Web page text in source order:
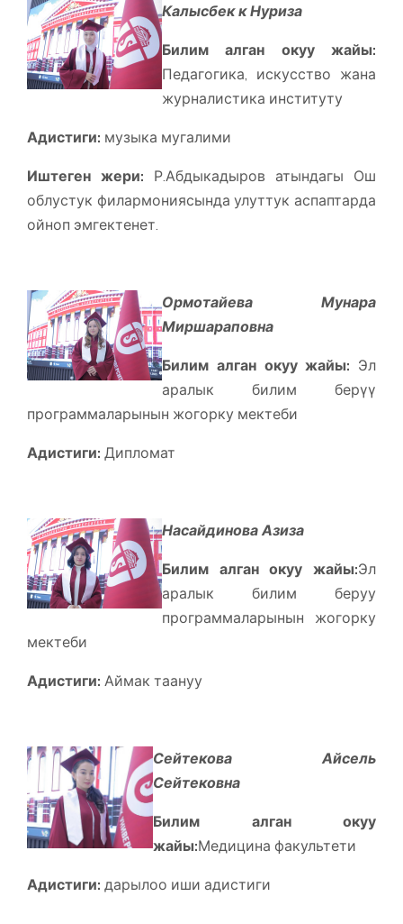
Калысбек к Нуриза
Билим алган окуу жайы:
Педагогика, искусство жана
журналистика институту
Адистиги: музыка мугалими
Иштеген жери: Р.Абдыкадыров атындагы Ош
облустук филармониясында улуттук аспаптарда
ойноп эмгектенет.
Ормотайева Мунара
Миршараповна
Билим алган окуу жайы: Эл
аралык билим берүү
программаларынын жогорку мектеби
Адистиги: Дипломат
Насайдинова Азиза
Билим алган окуу жайы:Эл
аралык билим беруу
программаларынын жогорку
мектеби
Адистиги: Аймак таануу
Сейтекова Айсель
Сейтековна
Билим алган окуу
жайы:Медицина факультети
Адистиги: дарылоо иши адистиги